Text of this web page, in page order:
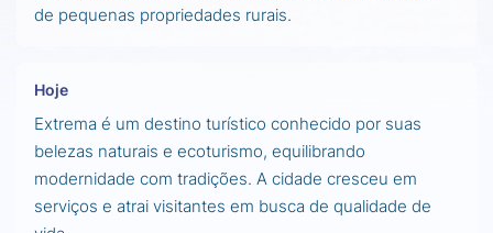
de pequenas propriedades rurais.
Hoje
Extrema é um destino turístico conhecido por suas
belezas naturais e ecoturismo, equilibrando
modernidade com tradições. A cidade cresceu em
serviços e atrai visitantes em busca de qualidade de